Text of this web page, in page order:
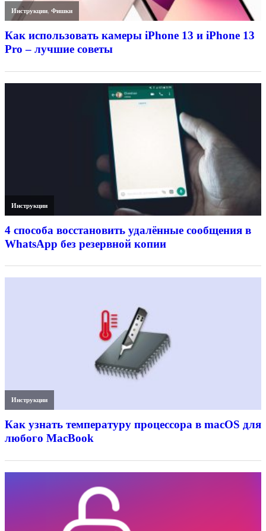
Инструкции,Фишки
Как использовать камеры iPhone 13 и iPhone 13
Pro – лучшие советы
Инструкции
4 способа восстановить удалённые сообщения в
WhatsApp без резервной копии
Инструкции
Как узнать температуру процессора в macOS для
любого MacBook